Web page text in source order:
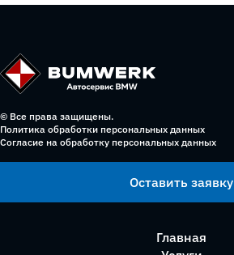
© Все права защищены.
Политика обработки персональных данных
Согласие на обработку персональных данных
Оставить заявку
Главная